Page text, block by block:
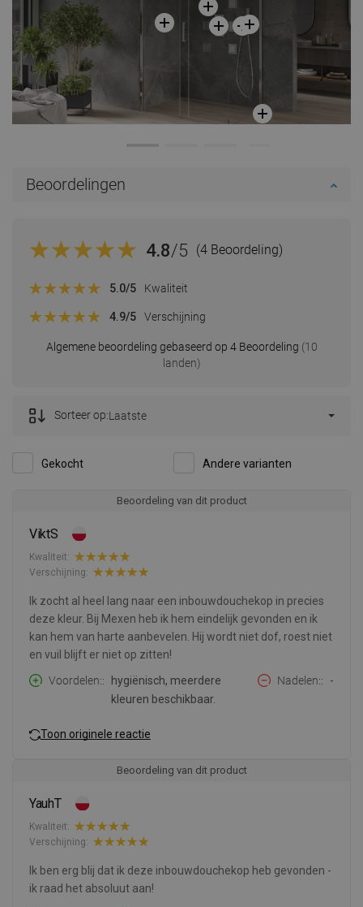
Beoordelingen
4.8/5 (4 Beoordeling)
Algemene beoordeling gebaseerd op 4 Beoordeling (10
landen)
5.0/5 Kwaliteit
4.9/5 Verschijning
Gekocht Andere varianten
Sorteer op:Laatste
Beoordeling van dit product
ViktS
Kwaliteit:
Verschijning:
Ik zocht al heel lang naar een inbouwdouchekop in precies
deze kleur. Bij Mexen heb ik hem eindelijk gevonden en ik
kan hem van harte aanbevelen. Hij wordt niet dof, roest niet
en vuil blijft er niet op zitten!
Voordelen:
hygiënisch, meerdere
kleuren beschikbaar.
Nadelen: -
Toon originele reactie
Beoordeling van dit product
YauhT
Kwaliteit:
Verschijning:
Ik ben erg blij dat ik deze inbouwdouchekop heb gevonden -
ik raad het absoluut aan!